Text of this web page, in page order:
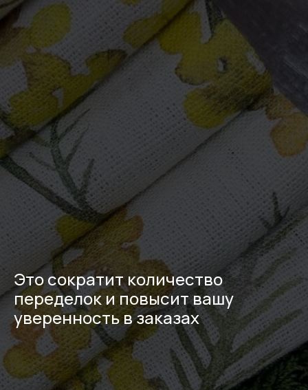
Это сократит количество
переделок и повысит вашу
уверенность в заказах